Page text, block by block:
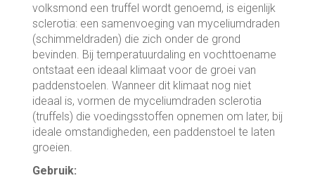
volksmond een truffel wordt genoemd, is eigenlijk
sclerotia: een samenvoeging van myceliumdraden
(schimmeldraden) die zich onder de grond
bevinden. Bij temperatuurdaling en vochttoename
ontstaat een ideaal klimaat voor de groei van
paddenstoelen. Wanneer dit klimaat nog niet
ideaal is, vormen de myceliumdraden sclerotia
(truffels) die voedingsstoffen opnemen om later, bij
ideale omstandigheden, een paddenstoel te laten
groeien.
Gebruik: